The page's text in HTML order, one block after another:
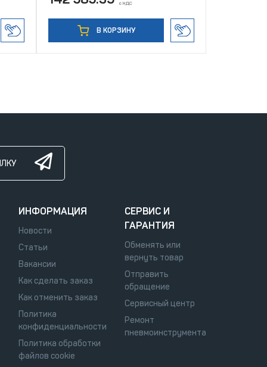
с НДС
В КОРЗИНУ
ИНФОРМАЦИЯ
Новости
Статьи
Вакансии
Как сделать заказ
Как отменить заказ
Политика
конфиденциальности
Политика обработки
файлов cookie
СЕРВИС И
ГАРАНТИЯ
Обменять или
вернуть товар
Отправить
обращение
Сервисный центр
Ремонт
пневмоинструмента